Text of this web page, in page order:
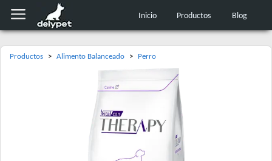
Inicio Productos Blog
Productos > Alimento Balanceado > Perro